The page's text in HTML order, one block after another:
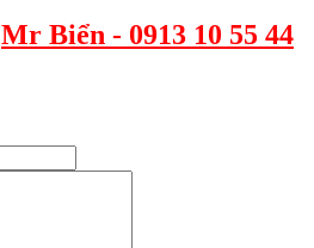
Mr Biển - 0913 10 55 44